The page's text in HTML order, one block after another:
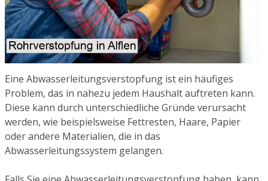
Eine Abwasserleitungsverstopfung ist ein häufiges
Problem, das in nahezu jedem Haushalt auftreten kann.
Diese kann durch unterschiedliche Gründe verursacht
werden, wie beispielsweise Fettresten, Haare, Papier
oder andere Materialien, die in das
Abwasserleitungssystem gelangen.